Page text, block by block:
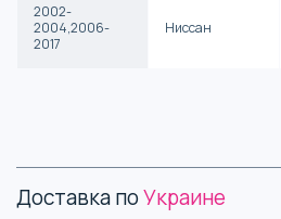
2002-
2004,2006-
2017
Ниссан
Доставка поУкраине